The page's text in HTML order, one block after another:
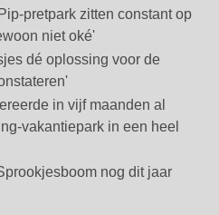
pretpark zitten constant op
niet oké'
dé oplossing voor de
in vijf maanden al
vakantiepark in een heel
nog dit jaar